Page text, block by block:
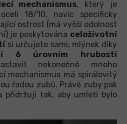
mechanismus, který je
18/10, navíc specificky
ostrost (má vyšší odolnost
je poskytována celoživotní
si určujete sami, mlýnek díky
6 úrovním hrubosti
nekonečně mnoho
mechanismus má spirálovitý
řadou zubů. Právě zuby pak
přidržují tak, aby umletí bylo